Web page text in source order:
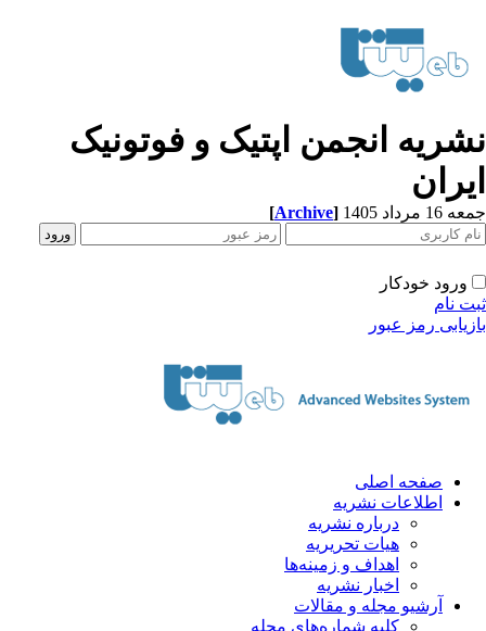
انجمن اپتیک و فوتونیک
مرداد 1405 [Archive]
ورود خودکار
نام
رمز عبور
صفحه اصلی
اطلاعات نشریه
درباره نشریه
هیات تحریریه
اهداف و زمینه‌ها
اخبار نشریه
آرشیو مجله و مقالات
کلیه شماره‌های مجله